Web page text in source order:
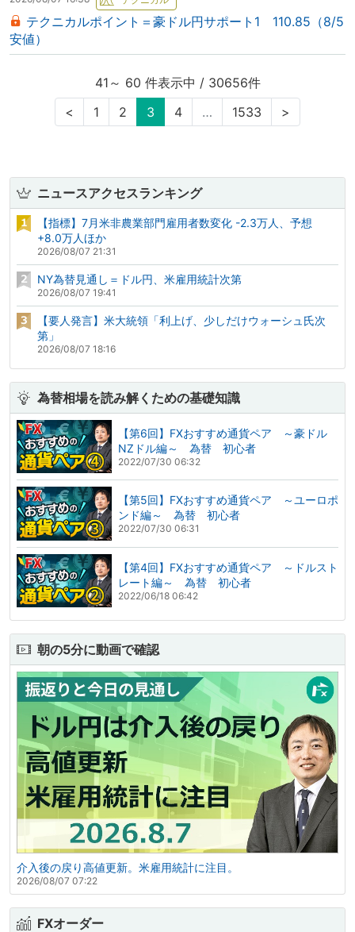
テクニカルポイント＝豪ドル円サポート1 110.85（8/5
安値）
41～ 60 件表示中 / 30656件
<
1 2 3 4 … 1533 >
ニュースアクセスランキング
【指標】7月米非農業部門雇用者数変化 -2.3万人、予想
+8.0万人ほか
2026/08/07 21:31
NY為替見通し＝ドル円、米雇用統計次第
2026/08/07 19:41
【要人発言】米大統領「利上げ、少しだけウォーシュ氏次
第」
2026/08/07 18:16
為替相場を読み解くための基礎知識
【第6回】FXおすすめ通貨ペア ～豪ドル
NZドル編～ 為替 初心者
2022/07/30 06:32
【第5回】FXおすすめ通貨ペア ～ユーロポ
ンド編～ 為替 初心者
2022/07/30 06:31
【第4回】FXおすすめ通貨ペア ～ドルスト
レート編～ 為替 初心者
2022/06/18 06:42
朝の5分に動画で確認
介入後の戻り高値更新。米雇用統計に注目。
2026/08/07 07:22
FXオーダー